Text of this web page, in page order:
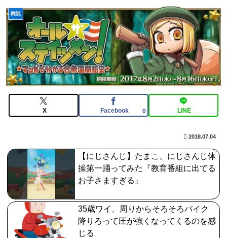
長崎の語り部のお爺ちゃん(84)、学生に『日本も核武装
が必要』と言われびっくり
【FGO】周年なんだからログレス復刻してくれたらいい
のに
サンモニ「永住権は生活の基盤、外国人を締め上げれば
日本人が生きやすくなるは勘違い」
【FGO】邪馬台国の魔王。卑弥呼の強化つよい…デスチ
【FGO】絆16のメリットが全然出てこないけど、普通に
石がハチャメチャに貰えるとかそんな感じ？
【FGO】邪馬台国の魔王。卑弥呼の強化つよい…デスチ
ェンジしないなら最適クリサポーター
【FGO】水着玉藻 Fate/GrandOrderのイラスト紹介
3986
雑談
X Facebook 0 LINE
2018.07.04
【にじさんじ】たまこ、にじさんじ体
操第一踊ってみた『教育番組に出てる
お子さますぎる』
35歳ワイ、周りからそろそろバイク
降りろって圧が強くなってくるのを感
じる